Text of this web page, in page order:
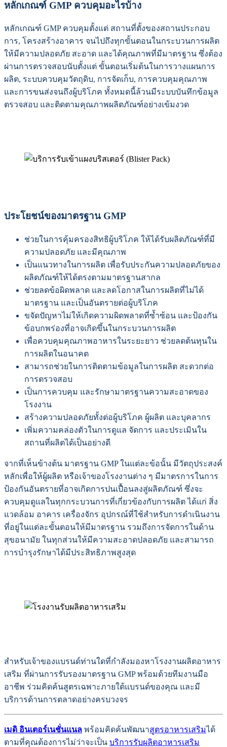
หลักเกณฑ์ GMP ควบคุมอะไรบ้าง
หลักเกณฑ์ GMP ควบคุมตั้งแต่ สถานที่ตั้งของสถานประกอบ
การ, โครงสร้างอาคาร จนไปถึงทุกขั้นตอนในกระบวนการผลิต
ให้มีความปลอดภัย สะอาด และได้คุณภาพที่มีมาตรฐาน ซึ่งต้อง
ผ่านการตรวจสอบนับตั้งแต่ ขั้นตอนเริ่มต้นในการวางแผนการ
ผลิต, ระบบควบคุมวัตถุดิบ, การจัดเก็บ, การควบคุมคุณภาพ
และการขนส่งจนถึงผู้บริโภค ทั้งหมดนี้ล้วนมีระบบบันทึกข้อมูล
ตรวจสอบ และติดตามคุณภาพผลิตภัณฑ์อย่างเข้มงวด
ประโยชน์ของมาตรฐาน GMP
ช่วยในการคุ้มครองสิทธิผู้บริโภค ให้ได้รับผลิตภัณฑ์ที่มี
ความปลอดภัย และมีคุณภาพ
เป็นแนวทางในการผลิต เพื่อรับประกันความปลอดภัยของ
ผลิตภัณฑ์ให้ได้ตรงตามมาตรฐานสากล
ช่วยลดข้อผิดพลาด และลดโอกาสในการผลิตที่ไม่ได้
มาตรฐาน และเป็นอันตรายต่อผู้บริโภค
ขจัดปัญหาไม่ให้เกิดความผิดพลาดที่ซ้ำซ้อน และป้องกัน
ข้อบกพร่องที่อาจเกิดขึ้นในกระบวนการผลิต
เพื่อควบคุมคุณภาพอาหารในระยะยาว ช่วยลดต้นทุนใน
การผลิตในอนาคต
สามารถช่วยในการติดตามข้อมูลในการผลิต สะดวกต่อ
การตรวจสอบ
เป็นการควบคุม และรักษามาตรฐานความสะอาดของ
โรงงาน
สร้างความปลอดภัยทั้งต่อผู้บริโภค ผู้ผลิต และบุคลากร
เพิ่มความคล่องตัวในการดูแล จัดการ และประเมินใน
สถานที่ผลิตได้เป็นอย่างดี
จากที่เห็นข้างต้น มาตรฐาน GMP ในแต่ละข้อนั้น มีวัตถุประสงค์
หลักเพื่อให้ผู้ผลิต หรือเจ้าของโรงงานต่าง ๆ มีมาตรการในการ
ป้องกันอันตรายที่อาจเกิดการปนเปื้อนลงสู่ผลิตภัณฑ์ ซึ่งจะ
ควบคุมดูแลในทุกกระบวนการที่เกี่ยวข้องกับการผลิต ได้แก่ สิ่ง
แวดล้อม อาคาร เครื่องจักร อุปกรณ์ที่ใช้สำหรับการดําเนินงาน
ที่อยู่ในแต่ละขั้นตอนให้มีมาตรฐาน รวมถึงการจัดการในด้าน
สุขอนามัย ในทุกส่วนให้มีความสะอาดปลอดภัย และสามารถ
การบำรุงรักษาได้มีประสิทธิภาพสูงสุด
สำหรับเจ้าของแบรนด์ท่านใดที่กำลังมองหาโรงงานผลิตอาหาร
เสริม ที่ผ่านการรับรองมาตรฐาน GMP พร้อมด้วยทีมงานมือ
อาชีพ ร่วมคิดค้นสูตรเฉพาะภายใต้แบรนด์ของคุณ และมี
บริการด้านการตลาดอย่างครบวงจร
เมดิ อินเตอร์เนชั่นแนล พร้อมคิดค้นพัฒนาสูตรอาหารเสริมได้
ตามที่คุณต้องการไม่ว่าจะเป็น บริการรับผลิตอาหารเสริม